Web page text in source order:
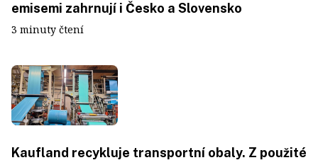
emisemi zahrnují i Česko a Slovensko
3 minuty čtení
Kaufland recykluje transportní obaly. Z použité